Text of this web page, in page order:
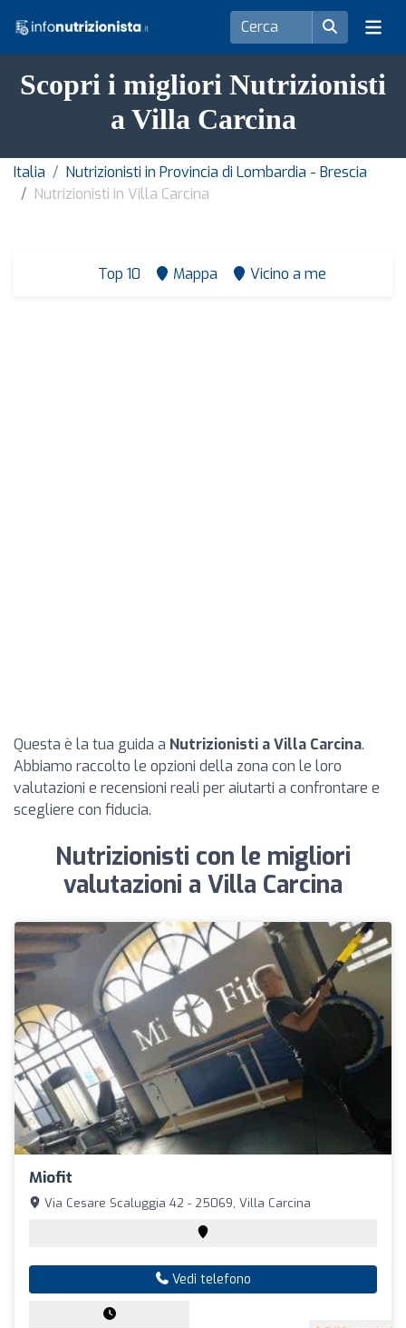
Scopri i migliori Nutrizionisti
a Villa Carcina
Italia
Nutrizionisti in Provincia di Lombardia - Brescia
Nutrizionisti in Villa Carcina
Top 10 Mappa Vicino a me
Questa è la tua guida a Nutrizionisti a Villa Carcina.
Abbiamo raccolto le opzioni della zona con le loro
valutazioni e recensioni reali per aiutarti a confrontare e
scegliere con fiducia.
Nutrizionisti con le migliori
valutazioni a Villa Carcina
Miofit
Via Cesare Scaluggia 42 - 25069, Villa Carcina
Vedi telefono